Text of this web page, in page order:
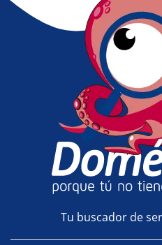
Tu buscador de